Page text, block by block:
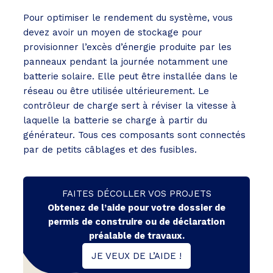
Pour optimiser le rendement du système, vous
devez avoir un moyen de stockage pour
provisionner l’excès d’énergie produite par les
panneaux pendant la journée notamment une
batterie solaire. Elle peut être installée dans le
réseau ou être utilisée ultérieurement. Le
contrôleur de charge sert à réviser la vitesse à
laquelle la batterie se charge à partir du
générateur. Tous ces composants sont connectés
par de petits câblages et des fusibles.
FAITES DÉCOLLER VOS PROJETS
Obtenez de l’aide pour votre dossier de
permis de construire ou de déclaration
préalable de travaux.
JE VEUX DE L’AIDE !